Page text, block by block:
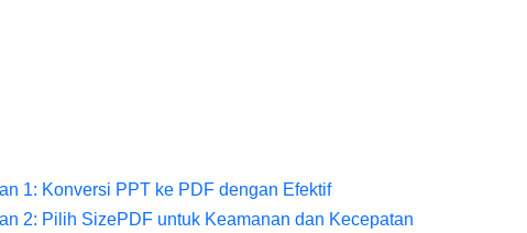
1: Konversi PPT ke PDF dengan Efektif
2: Pilih SizePDF untuk Keamanan dan Kecepatan